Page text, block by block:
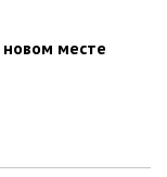
новом месте